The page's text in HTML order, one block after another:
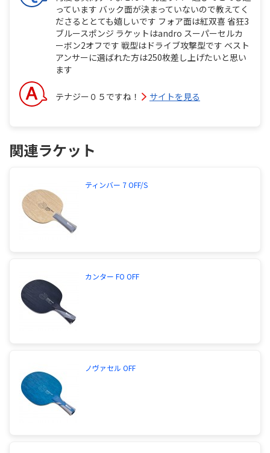
っています バック面が決まっていないので教えてく
ださるととても嬉しいです フォア面は紅双喜 省狂3
ブルースポンジ ラケットはandro スーパーセルカ
ーボン2オフです 戦型はドライブ攻撃型です ベスト
アンサーに選ばれた方は250枚差し上げたいと思い
ます
テナジー０５ですね！ サイトを見る
関連ラケット
ティンバー 7 OFF/S
カンター FO OFF
ノヴァセル OFF